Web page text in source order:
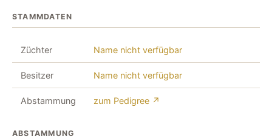
STAMMDATEN
Züchter Name nicht verfügbar
Besitzer Name nicht verfügbar
Abstammung zum Pedigree ↗
ABSTAMMUNG